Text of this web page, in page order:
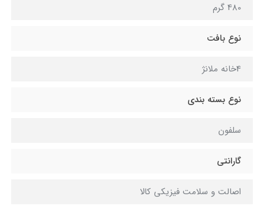
480 گرم
نوع بافت
4خانه ملانژ
نوع بسته بندی
سلفون
گارانتی
اصالت و سلامت فیزیکی کالا